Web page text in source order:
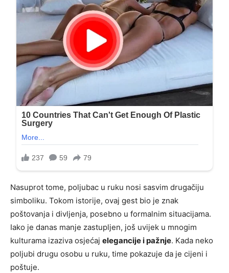
Nasuprot tome, poljubac u ruku nosi sasvim drugačiju
simboliku. Tokom istorije, ovaj gest bio je znak
poštovanja i divljenja, posebno u formalnim situacijama.
Iako je danas manje zastupljen, još uvijek u mnogim
kulturama izaziva osjećaj elegancije i pažnje. Kada neko
poljubi drugu osobu u ruku, time pokazuje da je cijeni i
poštuje.